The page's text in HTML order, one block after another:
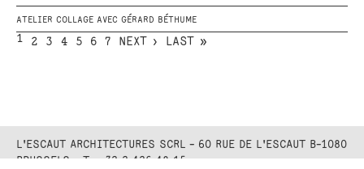
ATELIER COLLAGE AVEC GÉRARD BÉTHUME
1 2 3 4 5 6 7 NEXT › LAST »
L'ESCAUT ARCHITECTURES SCRL - 60 RUE DE L'ESCAUT B-1080
BRUSSELS - T. +32 2 426 48 15